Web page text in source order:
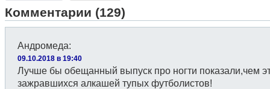
Комментарии (129)
Андромеда:
09.10.2018 в 19:40
Лучше бы обещанный выпуск про ногти показали,чем
зажравшихся алкашей тупых футболистов!